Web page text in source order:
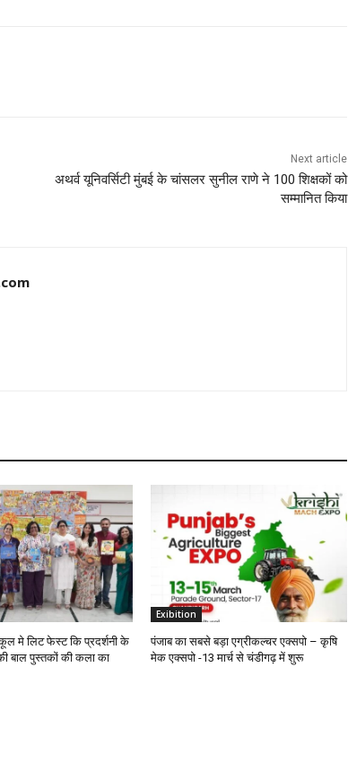
Next article
अथर्व यूनिवर्सिटी मुंबई के चांसलर सुनील राणे ने 100 शिक्षकों को
सम्मानित किया
मे लिट फेस्ट कि प्रदर्शनी के
बाल पुस्तकों की कला का
Exibition
पंजाब का सबसे बड़ा एग्रीकल्चर एक्सपो – कृषि
मेक एक्सपो -13 मार्च से चंडीगढ़ में शुरू